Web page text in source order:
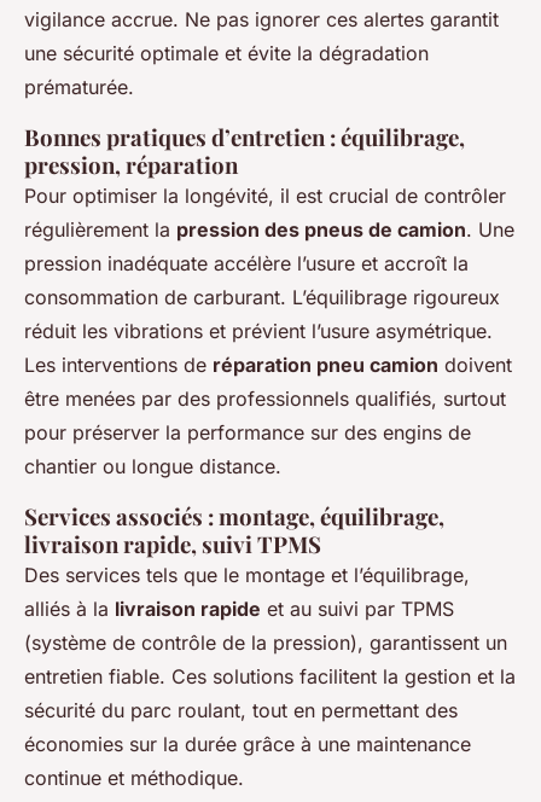
vigilance accrue. Ne pas ignorer ces alertes garantit
une sécurité optimale et évite la dégradation
prématurée.
Bonnes pratiques d’entretien : équilibrage,
pression, réparation
Pour optimiser la longévité, il est crucial de contrôler
régulièrement la pression des pneus de camion. Une
pression inadéquate accélère l’usure et accroît la
consommation de carburant. L’équilibrage rigoureux
réduit les vibrations et prévient l’usure asymétrique.
Les interventions de réparation pneu camion doivent
être menées par des professionnels qualifiés, surtout
pour préserver la performance sur des engins de
chantier ou longue distance.
Services associés : montage, équilibrage,
livraison rapide, suivi TPMS
Des services tels que le montage et l’équilibrage,
alliés à la livraison rapide et au suivi par TPMS
(système de contrôle de la pression), garantissent un
entretien fiable. Ces solutions facilitent la gestion et la
sécurité du parc roulant, tout en permettant des
économies sur la durée grâce à une maintenance
continue et méthodique.